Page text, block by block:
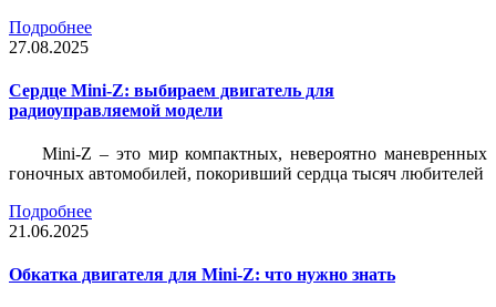
Подробнее
27.08.2025
Сердце Mini-Z: выбираем двигатель для
радиоуправляемой модели
Mini-Z – это мир компактных, невероятно маневренных
гоночных автомобилей, покоривший сердца тысяч любителей
Подробнее
21.06.2025
Обкатка двигателя для Mini-Z: что нужно знать